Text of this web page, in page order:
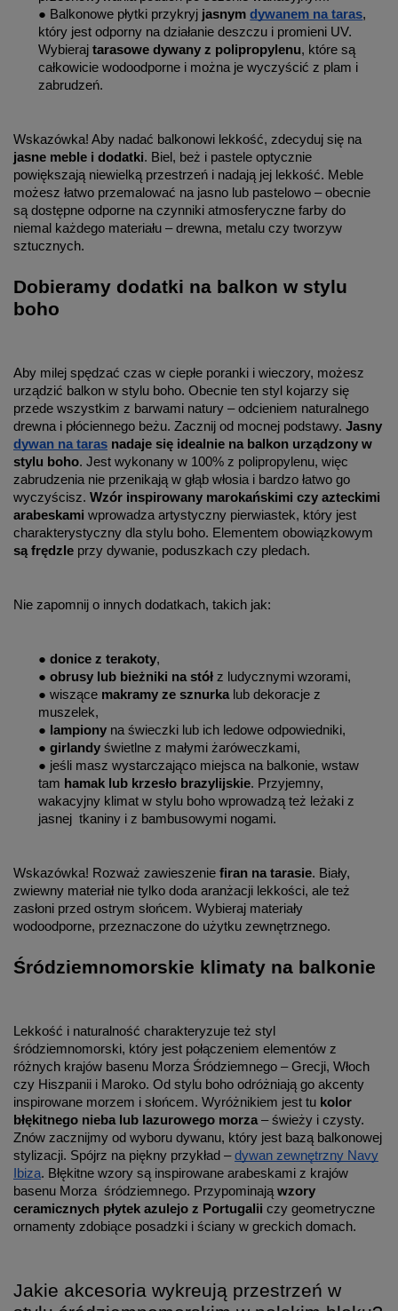
● Balkonowe płytki przykryj jasnymdywanem na taras,
który jest odporny na działanie deszczu i promieni UV.
Wybierajtarasowe dywany z polipropylenu, które są
całkowicie wodoodporne i można je wyczyścić z plam i
zabrudzeń.
Wskazówka! Aby nadać balkonowi lekkość, zdecyduj się na
jasne meble i dodatki. Biel, beż i pastele optycznie
powiększają niewielką przestrzeń i nadają jej lekkość. Meble
możesz łatwo przemalować na jasno lub pastelowo – obecnie
są dostępne odporne na czynniki atmosferyczne farby do
niemal każdego materiału – drewna, metalu czy tworzyw
sztucznych.
Dobieramy dodatki na balkon w stylu
boho
Aby milej spędzać czas w ciepłe poranki i wieczory, możesz
urządzić balkon w stylu boho. Obecnie ten styl kojarzy się
przede wszystkim z barwami natury – odcieniem naturalnego
drewna i płóciennego beżu. Zacznij od mocnej podstawy. Jasny
dywan na taras nadaje się idealnie na balkon urządzony w
stylu boho. Jest wykonany w 100% z polipropylenu, więc
zabrudzenia nie przenikają w głąb włosia i bardzo łatwo go
wyczyścisz. Wzór inspirowany marokańskimi czy azteckimi
arabeskami wprowadza artystyczny pierwiastek, który jest
charakterystyczny dla stylu boho. Elementem obowiązkowym
są frędzle przy dywanie, poduszkach czy pledach.
Nie zapomnij o innych dodatkach, takich jak:
●donice z terakoty,
●obrusy lub bieżniki na stół z ludycznymi wzorami,
● wiszące makramy ze sznurka lub dekoracje z
muszelek,
● lampiony na świeczki lub ich ledowe odpowiedniki,
●girlandyświetlne z małymi żaróweczkami,
● jeśli masz wystarczająco miejsca na balkonie, wstaw
tam hamak lub krzesło brazylijskie. Przyjemny,
wakacyjny klimat w stylu boho wprowadzą też leżaki z
jasnej tkaniny i z bambusowymi nogami.
Wskazówka! Rozważ zawieszenie firan na tarasie. Biały,
zwiewny materiał nie tylko doda aranżacji lekkości, ale też
zasłoni przed ostrym słońcem. Wybieraj materiały
wodoodporne, przeznaczone do użytku zewnętrznego.
Śródziemnomorskie klimaty na balkonie
Lekkość i naturalność charakteryzuje też styl
śródziemnomorski, który jest połączeniem elementów z
różnych krajów basenu Morza Śródziemnego – Grecji, Włoch
czy Hiszpanii i Maroko. Od stylu boho odróżniają go akcenty
inspirowane morzem i słońcem. Wyróżnikiem jest tu kolor
błękitnego nieba lub lazurowego morza – świeży i czysty.
Znów zacznijmy od wyboru dywanu, który jest bazą balkonowej
stylizacji. Spójrz na piękny przykład –dywan zewnętrzny Navy
Ibiza. Błękitne wzory są inspirowane arabeskami z krajów
basenu Morza śródziemnego. Przypominają wzory
ceramicznych płytek azulejo z Portugalii czy geometryczne
ornamenty zdobiące posadzki i ściany w greckich domach.
Jakie akcesoria wykreują przestrzeń w